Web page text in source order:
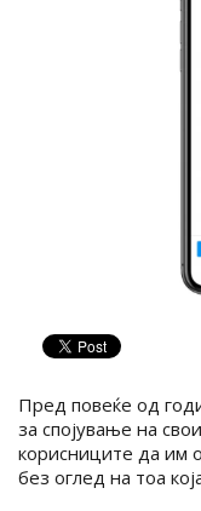
Пред повеќе од
за спојување на
корисниците да им
без оглед на тоа